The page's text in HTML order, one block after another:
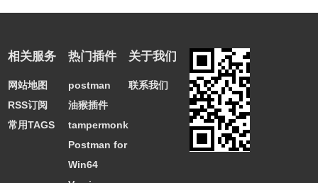
相关服务
网站地图
RSS订阅
常用TAGS
热门插件
postman
油猴插件
tampermonkey
Postman for
Win64
关于我们
联系我们